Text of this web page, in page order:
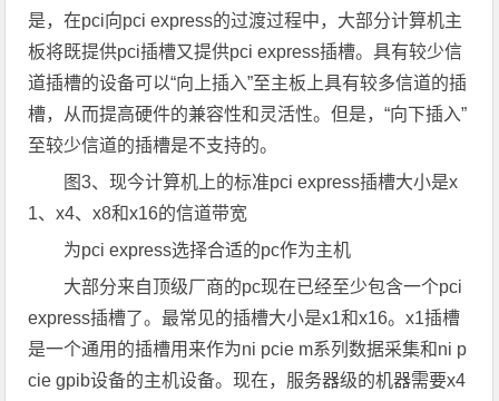
是，在pci向pci express的过渡过程中，大部分计算机主
板将既提供pci插槽又提供pci express插槽。具有较少信
道插槽的设备可以“向上插入”至主板上具有较多信道的插
槽，从而提高硬件的兼容性和灵活性。但是，“向下插入”
至较少信道的插槽是不支持的。
图3、现今计算机上的标准pci express插槽大小是x
1、x4、x8和x16的信道带宽
为pci express选择合适的pc作为主机
大部分来自顶级厂商的pc现在已经至少包含一个pci
express插槽了。最常见的插槽大小是x1和x16。x1插槽
是一个通用的插槽用来作为ni pcie m系列数据采集和ni p
cie gpib设备的主机设备。现在，服务器级的机器需要x4